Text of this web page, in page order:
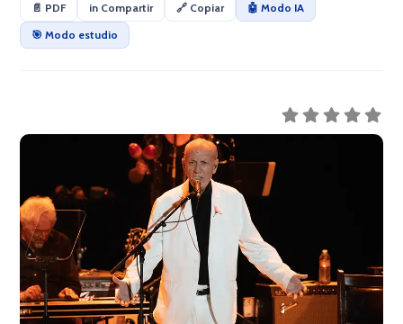
📄 PDF in Compartir 🔗 Copiar
🤖 Modo IA
🎯 Modo estudio